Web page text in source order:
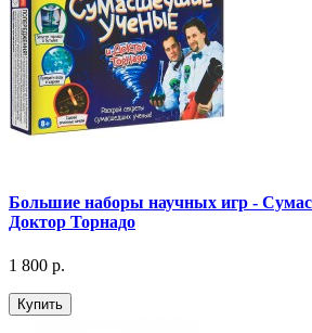
Большие наборы научных игр -
Доктор Торнадо
1 800 р.
Купить